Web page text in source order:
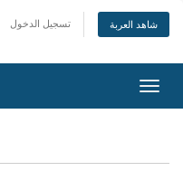
تسجيل الدخول شاهد العربة
تبديل
التنقل